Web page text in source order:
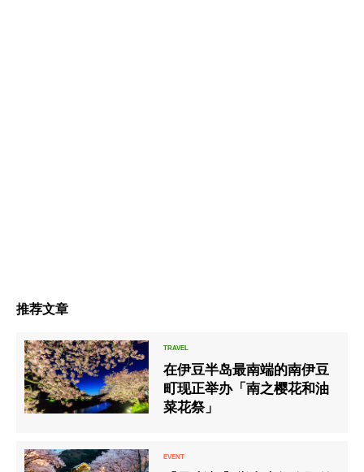
推荐文章
在伊豆半岛最南端的南伊豆
町现正举办「南之樱花和油
菜花祭」